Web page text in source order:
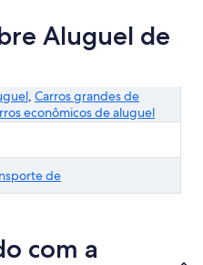
Aluguel de
, Carros grandes de
econômicos de aluguel
de
com a